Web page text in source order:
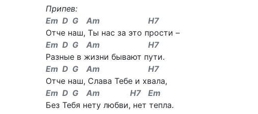
Припев:
Em D G Am H7
Отче наш, Ты нас за это прости –
Em D G Am H7
Разные в жизни бывают пути.
Em D G Am H7
Отче наш, Слава Тебе и хвала,
Em D G Am H7
Em
Без Тебя нету любви, нет тепла.